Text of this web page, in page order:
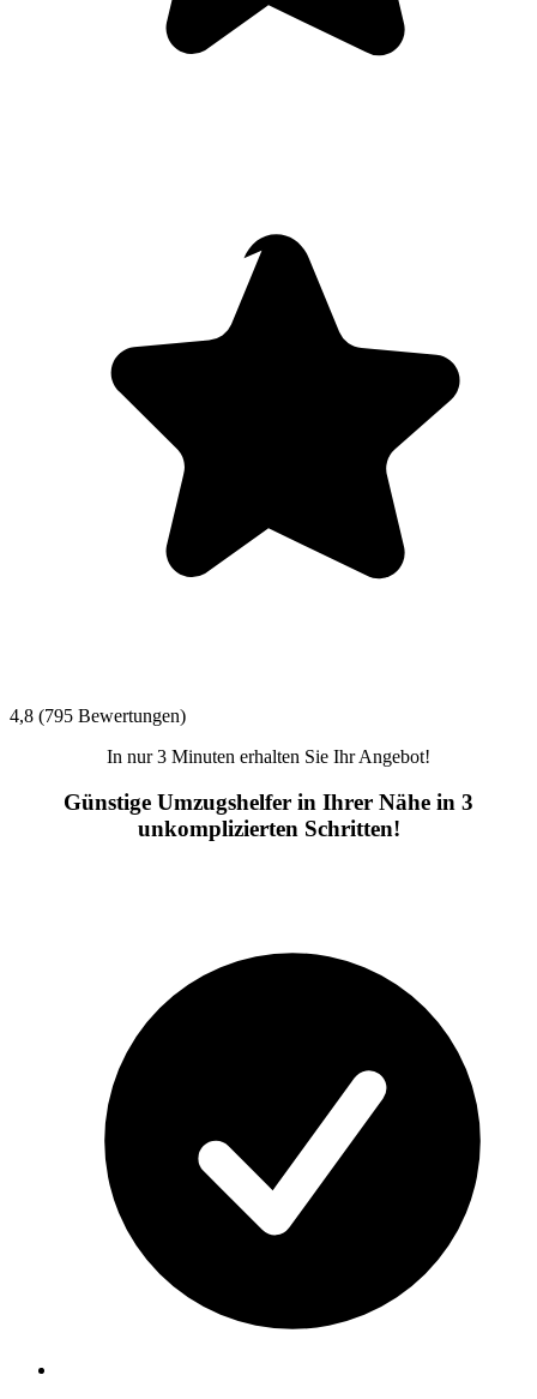
4,8 (795 Bewertungen)
In nur 3 Minuten erhalten Sie Ihr Angebot!
Günstige Umzugshelfer in Ihrer Nähe in 3
unkomplizierten Schritten!